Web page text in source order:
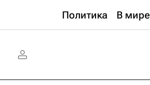
Политика В мире